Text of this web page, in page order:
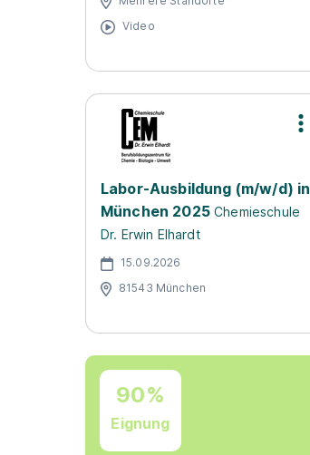
Video
Labor-Ausbildung (m/w/d) in
München 2025 Chemieschule
Dr. Erwin Elhardt
15.09.2026
81543 München
90%
Eignung